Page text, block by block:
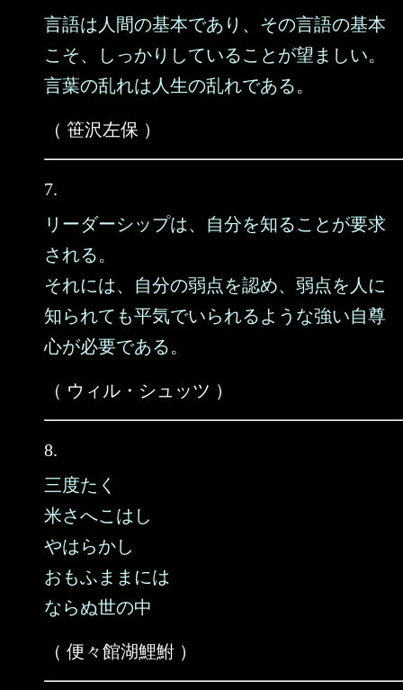
言語は人間の基本であり、その言語の基本
こそ、しっかりしていることが望ましい。
言葉の乱れは人生の乱れである。
（ 笹沢左保 ）
7.
リーダーシップは、自分を知ることが要求
される。
それには、自分の弱点を認め、弱点を人に
知られても平気でいられるような強い自尊
心が必要である。
（ ウィル・シュッツ ）
8.
三度たく
米さへこはし
やはらかし
おもふままには
ならぬ世の中
（ 便々館湖鯉鮒 ）